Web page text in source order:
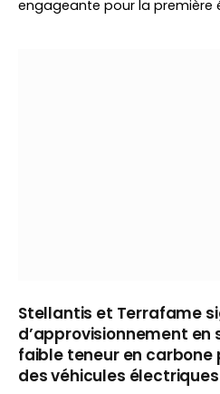
engageante pour la première
Stellantis et Terrafame
d’approvisionnement en
faible teneur en carbone
des véhicules électriques